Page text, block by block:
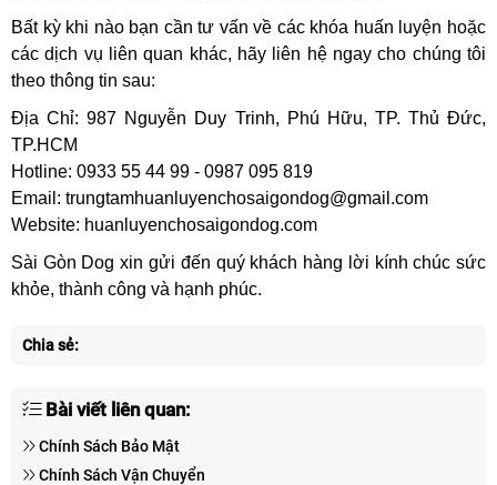
Bất kỳ khi nào bạn cần tư vấn về các khóa huấn luyện hoặc
các dịch vụ liên quan khác, hãy liên hệ ngay cho chúng tôi
theo thông tin sau:
Địa Chỉ: 987 Nguyễn Duy Trinh, Phú Hữu, TP. Thủ Đức,
TP.HCM
Hotline: 0933 55 44 99 - 0987 095 819
Email: trungtamhuanluyenchosaigondog@gmail.com
Website: huanluyenchosaigondog.com
Sài Gòn Dog xin gửi đến quý khách hàng lời kính chúc sức
khỏe, thành công và hạnh phúc.
Chia sẻ:
Bài viết liên quan:
Chính Sách Bảo Mật
Chính Sách Vận Chuyển